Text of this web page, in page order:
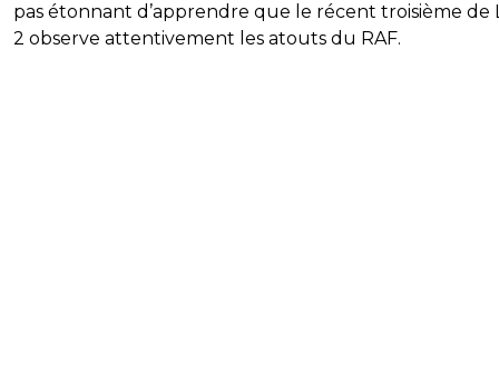
pas étonnant d’apprendre que le récent troisième de
2 observe attentivement les atouts du RAF.